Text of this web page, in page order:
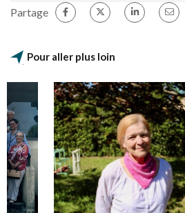
Partage
Pour aller plus loin